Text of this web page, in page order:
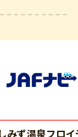
しみず温泉フロイ